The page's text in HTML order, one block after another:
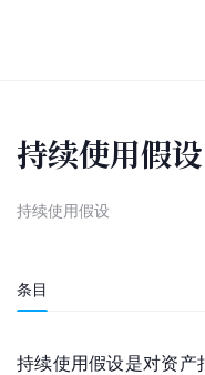
持续使用假设
持续使用假设
条目
持续使用假设是对资产